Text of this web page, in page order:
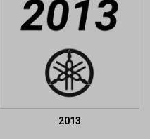
2013